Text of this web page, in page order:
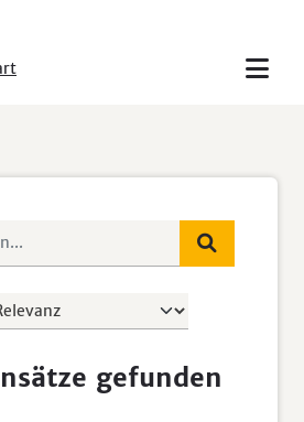
gefunden